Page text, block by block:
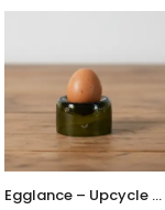
Egglance – Upcycle El Yapımı Cam Yumurtalık - Koyu Yeşil